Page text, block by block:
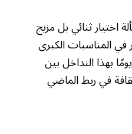
ثنائي بل مزيج
في المناسبات الكبرى
بهذا التداخل بين
في ربط الماضي